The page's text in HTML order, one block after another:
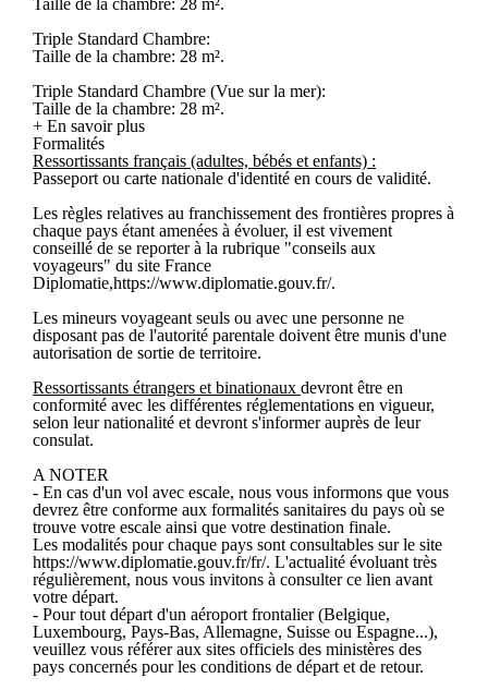
Triple Standard Chambre:
Taille de la chambre: 28 m².
Triple Standard Chambre (Vue sur la mer):
Taille de la chambre: 28 m².
+ En savoir plus
Formalités
Ressortissants français (adultes, bébés et enfants) :
Passeport ou carte nationale d'identité en cours de validité.
Les règles relatives au franchissement des frontières propres à
chaque pays étant amenées à évoluer, il est vivement
conseillé de se reporter à la rubrique "conseils aux
voyageurs" du site France
Diplomatie,https://www.diplomatie.gouv.fr/.
Les mineurs voyageant seuls ou avec une personne ne
disposant pas de l'autorité parentale doivent être munis d'une
autorisation de sortie de territoire.
Ressortissants étrangers et binationaux devront être en
conformité avec les différentes réglementations en vigueur,
selon leur nationalité et devront s'informer auprès de leur
consulat.
A NOTER
- En cas d'un vol avec escale, nous vous informons que vous
devrez être conforme aux formalités sanitaires du pays où se
trouve votre escale ainsi que votre destination finale.
Les modalités pour chaque pays sont consultables sur le site
https://www.diplomatie.gouv.fr/fr/. L'actualité évoluant très
régulièrement, nous vous invitons à consulter ce lien avant
votre départ.
- Pour tout départ d'un aéroport frontalier (Belgique,
Luxembourg, Pays-Bas, Allemagne, Suisse ou Espagne...),
veuillez vous référer aux sites officiels des ministères des
pays concernés pour les conditions de départ et de retour.